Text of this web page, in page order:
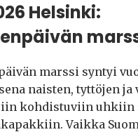
Helsinki:
marssi syntyi
naisten, tyttöjen ja
kohdistuviin uhkiin
Vaikka